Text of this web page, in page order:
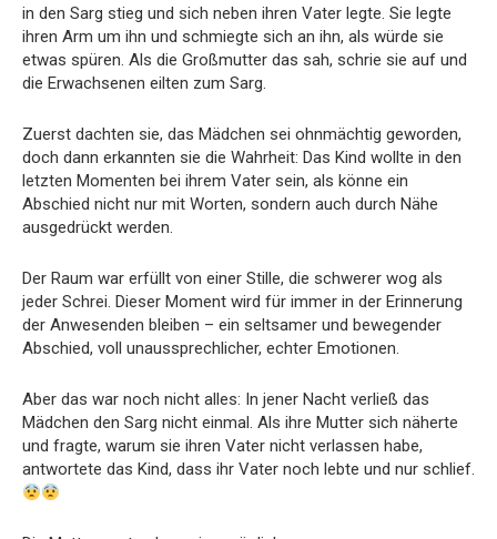
in den Sarg stieg und sich neben ihren Vater legte. Sie legte
ihren Arm um ihn und schmiegte sich an ihn, als würde sie
etwas spüren. Als die Großmutter das sah, schrie sie auf und
die Erwachsenen eilten zum Sarg.
Zuerst dachten sie, das Mädchen sei ohnmächtig geworden,
doch dann erkannten sie die Wahrheit: Das Kind wollte in den
letzten Momenten bei ihrem Vater sein, als könne ein
Abschied nicht nur mit Worten, sondern auch durch Nähe
ausgedrückt werden.
Der Raum war erfüllt von einer Stille, die schwerer wog als
jeder Schrei. Dieser Moment wird für immer in der Erinnerung
der Anwesenden bleiben – ein seltsamer und bewegender
Abschied, voll unaussprechlicher, echter Emotionen.
Aber das war noch nicht alles: In jener Nacht verließ das
Mädchen den Sarg nicht einmal. Als ihre Mutter sich näherte
und fragte, warum sie ihren Vater nicht verlassen habe,
antwortete das Kind, dass ihr Vater noch lebte und nur schlief.